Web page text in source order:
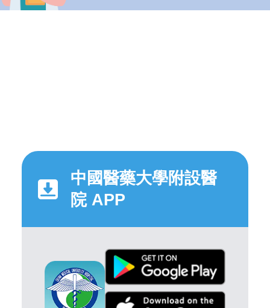
中國醫藥大學附設醫
院 APP